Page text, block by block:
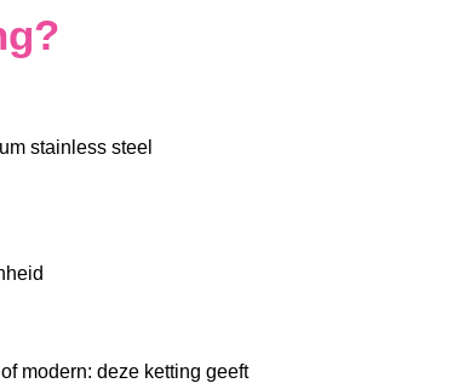
stainless steel
modern: deze ketting geeft